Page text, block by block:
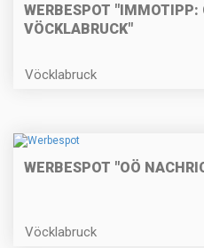
WERBESPOT "IMMOTIPP:
VÖCKLABRUCK"
Vöcklabruck
WERBESPOT "OÖ
Vöcklabruck